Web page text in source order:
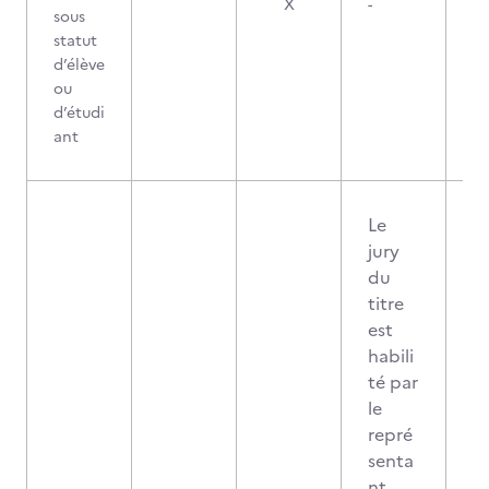
sous
statut
d’élève
ou
d’étudi
ant
X -
Le
jury
du
titre
est
habili
té par
le
repré
senta